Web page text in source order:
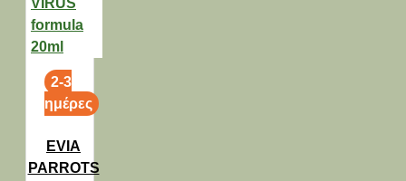
2-3
ημέρες
EVIA
PARROTS